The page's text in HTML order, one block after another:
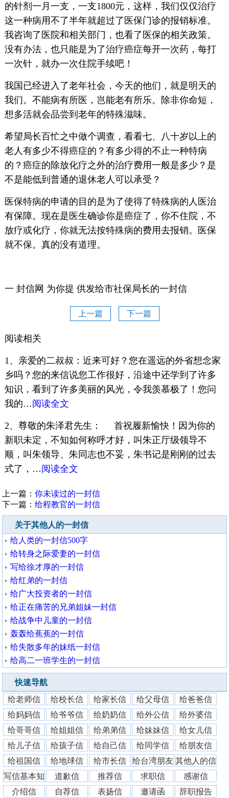
的针剂一月一支，一支1800元，这样，我们仅仅治疗
这一种病用不了半年就超过了医保门诊的报销标准。
我咨询了医院和相关部门，也看了医保的相关政策。
没有办法，也只能是为了治疗癌症每开一次药，每打
一次针，就办一次住院手续吧！
我国已经进入了老年社会，今天的他们，就是明天的
我们。不能病有所医，岂能老有所乐。除非你命短，
想多活就会品尝到老年的特殊滋味。
希望局长百忙之中做个调查，看看七、八十岁以上的
老人有多少不得癌症的？有多少得的不止一种特病
的？癌症的除放化疗之外的治疗费用一般是多少？是
不是能低到普通的退休老人可以承受？
医保特病的申请的目的是为了使得了特殊病的人医治
有保障。现在是医生确诊你是癌症了，你不住院，不
放疗或化疗，你就无法按特殊病的费用去报销。医保
就不保。真的没有道理。
一 封信网 为你提 供发给市社保局长的一封信
上一篇 下一篇
阅读相关
1、亲爱的二叔叔：近来可好？您在遥远的外省想念家
乡吗？您的来信说您工作很好，沿途中还学到了许多
知识，看到了许多美丽的风光，令我羡慕极了！您问
我的…阅读全文
2、尊敬的朱泽君先生： 首祝履新愉快！因为你的
新职未定，不知如何称呼才好，叫朱正厅级领导不
顺，叫朱领导、朱同志也不妥，朱书记是刚刚的过去
式了，…阅读全文
上一篇：你未读过的一封信
下一篇：给程教官的一封信
关于其他人的一封信
给人类的一封信500字
给转身之际爱妻的一封信
写给徐才厚的一封信
给红弟的一封信
给广大投资者的一封信
给正在痛苦的兄弟姐妹一封信
给战争中儿童的一封信
轰轰给蕉蕉的一封信
给失散多年的妹纸一封信
给高二一班学生的一封信
快速导航
给老师信 给校长信 给家长信 给父母信
给爸爸信
给妈妈信
给爷爷信 给奶奶信 给外公信
给外婆信
给哥哥信
给姐姐信 给弟弟信 给妹妹信
给女儿信
给儿子信
给孩子信 给自己信 给同学信
给朋友信
给祖国信
给地球信 给市长信 给台湾朋友 其他人的信
写信基本知
识
道歉信 推荐信 求职信
感谢信
介绍信
自荐信 表扬信 邀请函 辞职报告